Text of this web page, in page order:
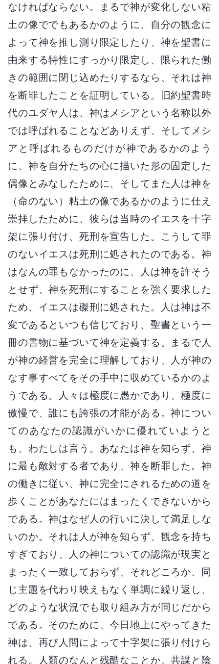
なければならない。まるで神が変化しない粘
土の像ででもあるかのように、自分の観念に
よって神を推し測り限定したり、神を聖書に
由来する特性にすっかり限定し、限られた働
きの範囲に閉じ込めたりするなら、それは神
を断罪したことを証明している。旧約聖書時
代のユダヤ人は、神はメシアという名称以外
では呼ばれることなどありえず、そしてメシ
アと呼ばれるものだけが神であるかのよう
に、神を自分たちの心に描いた形の固定した
偶像とみなしたために、そしてまた人は神を
（命のない）粘土の像であるかのように仕え
崇拝したために、彼らは当時のイエスを十字
架に張り付け、死刑を宣告した。こうして罪
のないイエスは死刑に処されたのである。神
はなんの罪もなかったのに、人は神を許そう
とせず、神を死刑にすることを強く要求した
ため、イエスは磔刑に処された。人は神は不
変であるといつも信じており、聖書という一
冊の書物に基づいて神を定義する。まるで人
が神の経営を完全に理解しており、人が神の
なす事すべてをその手中に収めているかのよ
うである。人々は極度に愚かであり、極度に
傲慢で、誰にも誇張の才能がある。神につい
てのあなたの認識がいかに優れていようと
も、わたしは言う。あなたは神を知らず、神
に最も敵対する者であり、神を断罪した。神
の働きに従い、神に完全にされるための道を
歩くことがあなたにはまったくできないから
である。神はなぜ人の行いに決して満足しな
いのか。それは人が神を知らず、観念を持ち
すぎており、人の神についての認識が現実と
まったく一致しておらず、それどころか、同
じ主題を代わり映えもなく単調に繰り返し、
どのような状況でも取り組み方が同じだから
である。そのために、今日地上にやってきた
神は、再び人間によって十字架に張り付けら
れる。人類のなんと残酷なことか。共謀と陰